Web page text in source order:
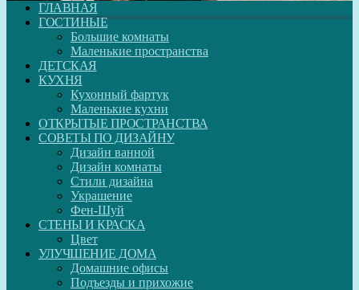
ГЛАВНАЯ
ГОСТИНЫЕ
Большие комнаты
Маленькие пространства
ДЕТСКАЯ
КУХНЯ
Кухонный фартук
Маленькие кухни
ОТКРЫТЫЕ ПРОСТРАНСТВА
СОВЕТЫ ПО ДИЗАЙНУ
Дизайн ванной
Дизайн комнаты
Стили дизайна
Украшение
Фен-Шуй
СТЕНЫ И КРАСКА
Цвет
УЛУЧШЕНИЕ ДОМА
Домашние офисы
Подъезды и прихожие